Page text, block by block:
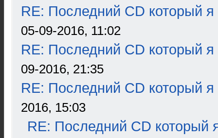
RE: Последний CD который я
05-09-2016, 11:02
RE: Последний CD который я
09-2016, 21:35
RE: Последний CD который я
2016, 15:03
RE: Последний CD который